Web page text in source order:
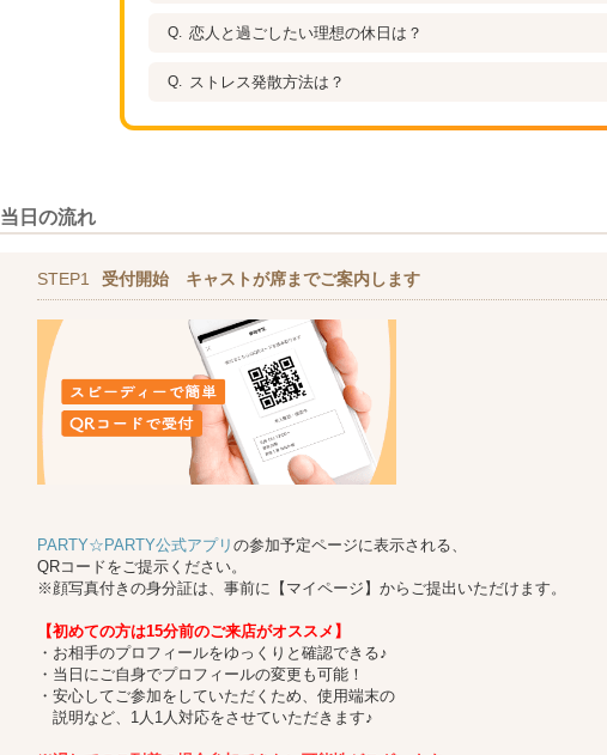
恋人と過ごしたい理想の休日は？
ストレス発散方法は？
当日の流れ
STEP1 受付開始 キャストが席までご案内します
PARTY☆PARTY公式アプリ の参加予定ページに表示される、
QRコードをご提示ください。
※顔写真付きの身分証は、事前に【マイページ】からご提出いただけます。
【初めての方は15分前のご来店がオススメ】
・お相手のプロフィールをゆっくりと確認できる♪
・当日にご自身でプロフィールの変更も可能！
・安心してご参加をしていただくため、使用端末の
説明など、1人1人対応をさせていただきます♪